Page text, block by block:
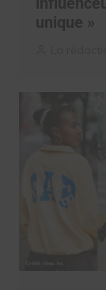
unique »